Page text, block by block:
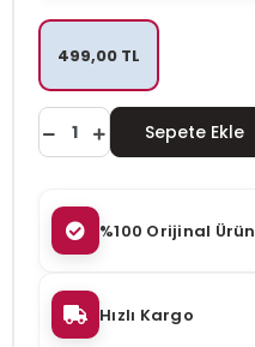
499,00 TL
Sepete Ekle
%100 Orijinal Ürün
Hızlı Kargo